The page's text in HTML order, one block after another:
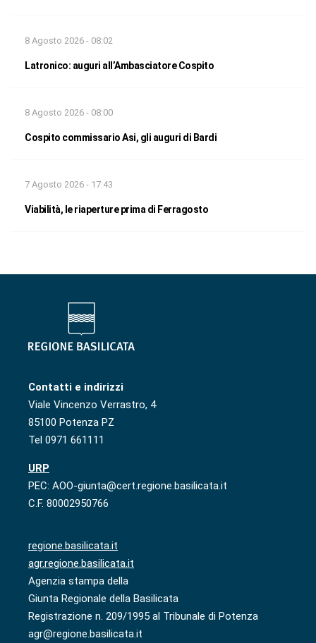
8 Agosto 2026 - 08:02
Latronico: auguri all’Ambasciatore Cospito
8 Agosto 2026 - 08:00
Cospito commissario Asi, gli auguri di Bardi
7 Agosto 2026 - 17:43
Viabilità, le riaperture prima di Ferragosto
Contatti e indirizzi
Viale Vincenzo Verrastro, 4
85100 Potenza PZ
Tel 0971 661111
URP
PEC: AOO-giunta@cert.regione.basilicata.it
C.F. 80002950766
regione.basilicata.it
agr.regione.basilicata.it
Agenzia stampa della
Giunta Regionale della Basilicata
Registrazione n. 209/1995 al Tribunale di Potenza
agr@regione.basilicata.it